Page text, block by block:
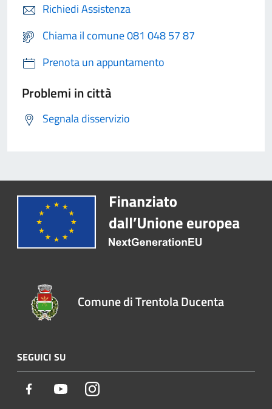
Richiedi Assistenza
Chiama il comune 081 048 57 87
Prenota un appuntamento
Problemi in città
Segnala disservizio
Comune di Trentola Ducenta
SEGUICI SU
Facebook YoutubeInstagram